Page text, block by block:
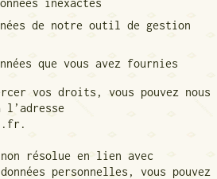
inexactes
de notre outil de gestion
que vous avez fournies
vos droits, vous pouvez nous
résolue en lien avec
personnelles, vous pouvez